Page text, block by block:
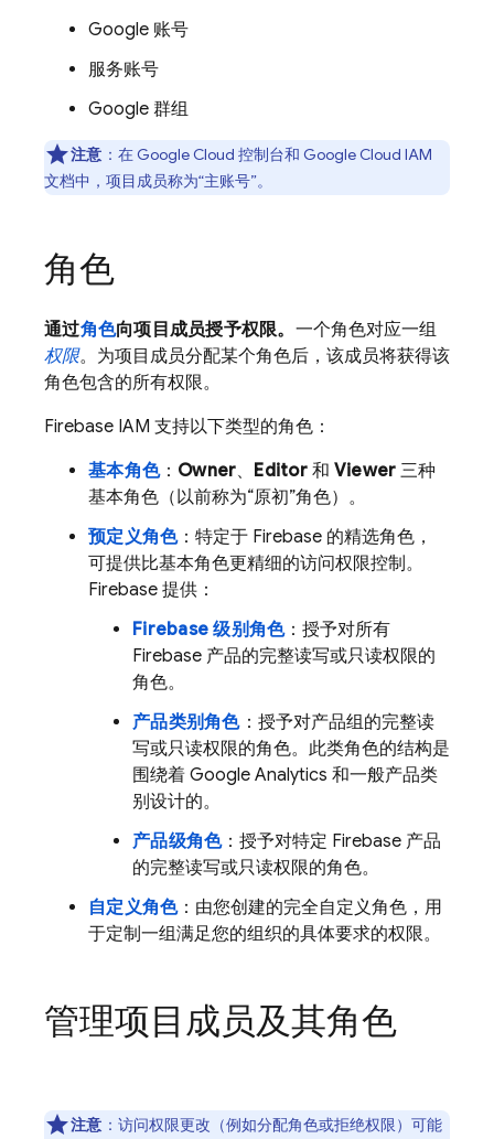
Google 账号
服务账号
Google 群组
注意 ：在 Google Cloud 控制台和 Google Cloud IAM
文档中，项目成员称为“主账号”。
角色
通过角色向项目成员授予权限。 一个角色对应一组
权限。为项目成员分配某个角色后，该成员将获得该
角色包含的所有权限。
Firebase IAM 支持以下类型的角色：
基本角色： Owner、 Editor和 Viewer 三种
基本角色（以前称为“原初”角色）。
预定义角色：特定于 Firebase 的精选角色，
可提供比基本角色更精细的访问权限控制。
Firebase 提供：
Firebase 级别角色：授予对所有
Firebase 产品的完整读写或只读权限的
角色。
产品类别角色：授予对产品组的完整读
写或只读权限的角色。此类角色的结构是
围绕着 Google Analytics 和一般产品类
别设计的。
产品级角色：授予对特定 Firebase 产品
的完整读写或只读权限的角色。
自定义角色：由您创建的完全自定义角色，用
于定制一组满足您的组织的具体要求的权限。
管理项目成员及其角色
注意 ：访问权限更改（例如分配角色或拒绝权限）可能